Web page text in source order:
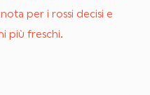
per i rossi decisi e
più freschi.